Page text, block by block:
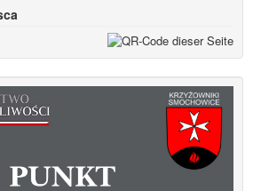
roku zmiany w
linii autobusowych
Krzyżowniki-Smochowice